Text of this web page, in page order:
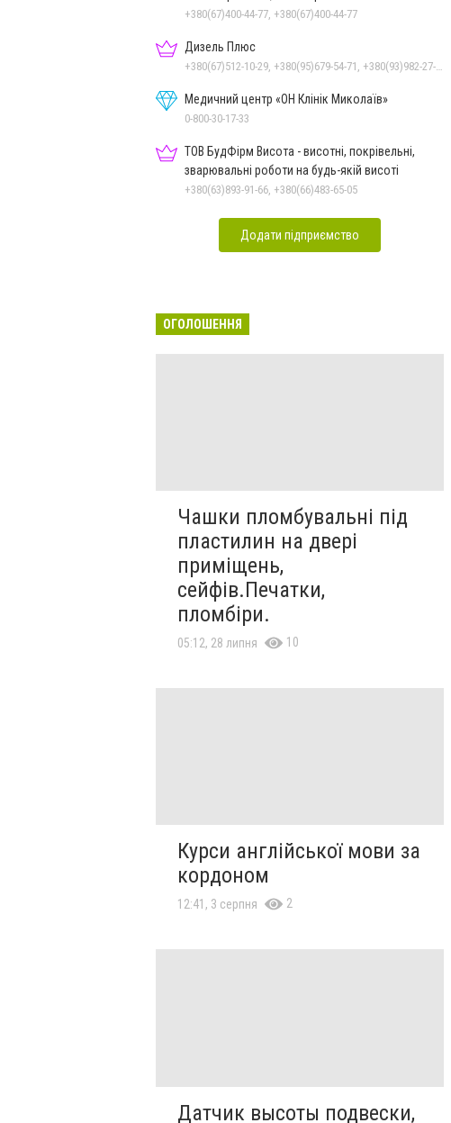
+380(67)400-44-77, +380(67)400-44-77
Дизель Плюс
Медичний центр «ОН Клінік Миколаїв»
0-800-30-17-33
ТОВ БудФірм Висота - висотні, покрівельні,
зварювальні роботи на будь-якій висоті
+380(63)893-91-66, +380(66)483-65-05
Додати підприємство
ОГОЛОШЕННЯ
Чашки пломбувальні під
пластилин на двері
приміщень,
сейфів.Печатки,
пломбіри.
05:12, 28 липня 10
Курси англійської мови за
кордоном
12:41, 3 серпня 2
Датчик высоты подвески,